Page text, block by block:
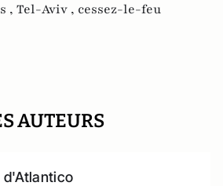
, Tel-Aviv , cessez-le-feu
AUTEURS
d'Atlantico